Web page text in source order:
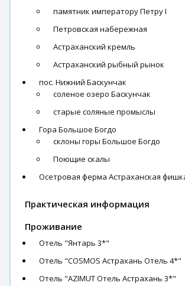
памятник императору Петру I
Петровская набережная
Астраханский кремль
Астраханский рыбный рынок
пос. Нижний Баскунчак
соленое озеро Баскунчак
старые соляные промыслы
Гора Большое Богдо
склоны горы Большое Богдо
Поющие скалы
Осетровая ферма Астраханская
Практическая информация
Проживание
Отель "Янтарь 3*"
Отель "COSMOS Астрахань Отель 4*"
Отель "AZIMUT Отель Астрахань 3*"